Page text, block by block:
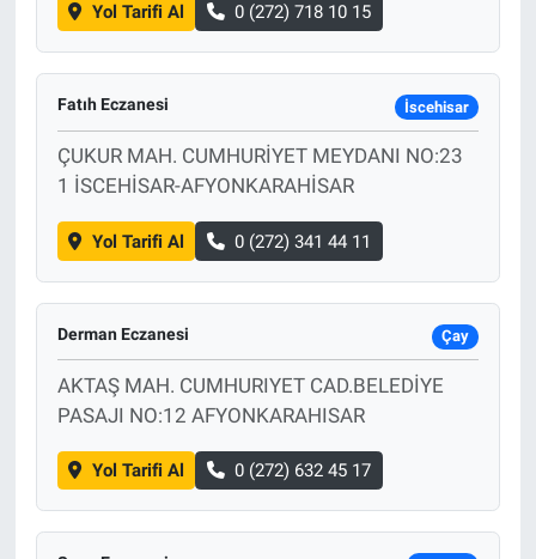
Yol Tarifi Al 0 (272) 718 10 15
Fatıh Eczanesi İscehisar
ÇUKUR MAH. CUMHURİYET MEYDANI NO:23
1 İSCEHİSAR-AFYONKARAHİSAR
Yol Tarifi Al 0 (272) 341 44 11
Derman Eczanesi Çay
AKTAŞ MAH. CUMHURIYET CAD.BELEDİYE
PASAJI NO:12 AFYONKARAHISAR
Yol Tarifi Al 0 (272) 632 45 17